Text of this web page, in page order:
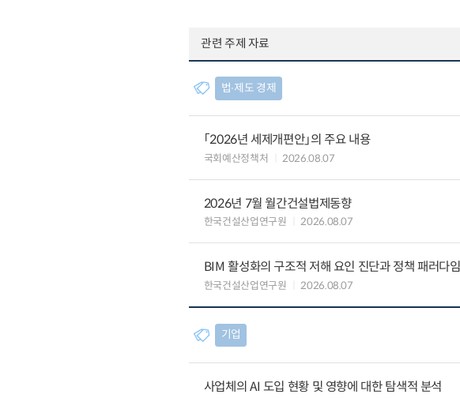
관련 주제 자료
법∙제도 경제
「2026년 세제개편안」의 주요 내용
국회예산정책처 2026.08.07
2026년 7월 월간건설법제동향
한국건설산업연구원 2026.08.07
BIM 활성화의 구조적 저해 요인 진단과 정책 패러다
한국건설산업연구원 2026.08.07
기업
사업체의 AI 도입 현황 및 영향에 대한 탐색적 분석